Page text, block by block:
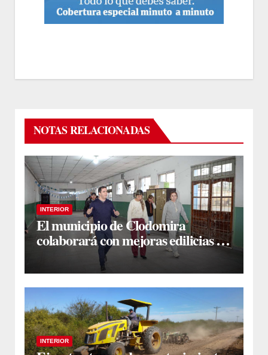
NOTAS RELACIONADAS
INTERIOR
El municipio de Clodomira
colaborará con mejoras edilicias en
la Escuela N° 754 “Dr. José María
Ramos Mejía”
INTERIOR